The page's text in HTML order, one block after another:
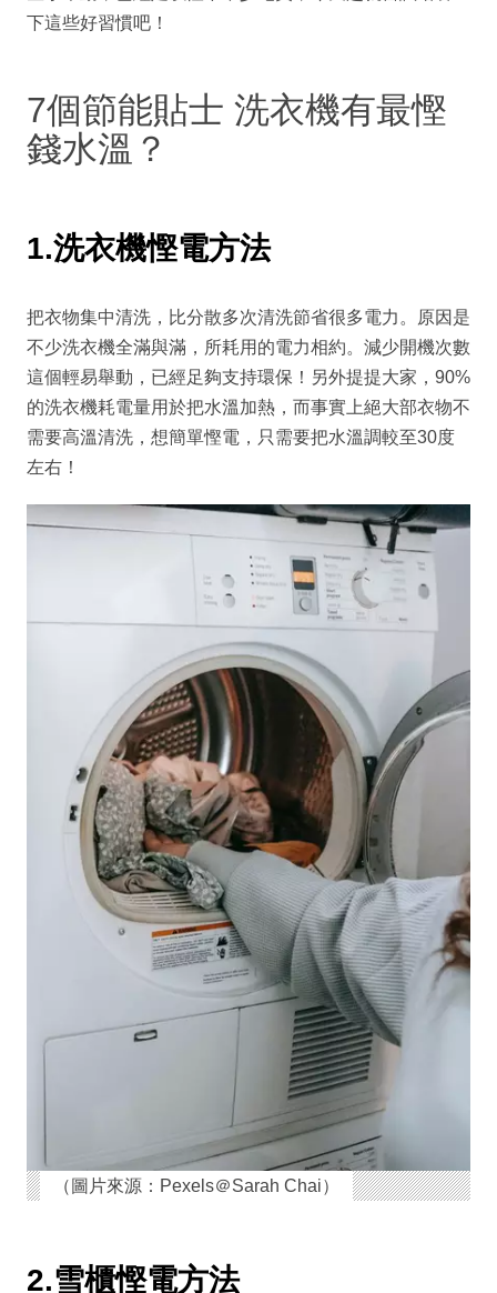
下這些好習慣吧！
7個節能貼士 洗衣機有最慳
錢水溫？
1.洗衣機慳電方法
把衣物集中清洗，比分散多次清洗節省很多電力。原因是
不少洗衣機全滿與滿，所耗用的電力相約。減少開機次數
這個輕易舉動，已經足夠支持環保！另外提提大家，90%
的洗衣機耗電量用於把水溫加熱，而事實上絕大部衣物不
需要高溫清洗，想簡單慳電，只需要把水溫調較至30度
左右！
（圖片來源：Pexels＠Sarah Chai）
2.雪櫃慳電方法